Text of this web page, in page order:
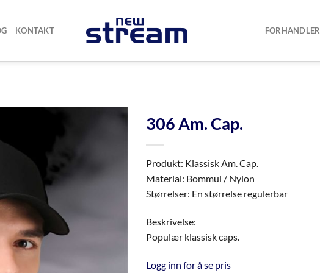
KONTAKT FORHANDLER
306 Am. Cap.
Produkt: Klassisk Am. Cap.
Material: Bommul / Nylon
Størrelser: En størrelse regulerbar
Beskrivelse:
Populær klassisk caps.
Logg inn for å se pris